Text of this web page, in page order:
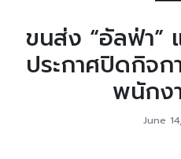
ขนส่ง “อัลฟ่า”
ประกาศปิดกิจก
พนักง
June